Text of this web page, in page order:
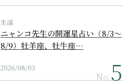
生活
ニャンコ先生の開運星占い（8/3～
8/9）牡羊座、牡牛座…
2026/08/03
No.